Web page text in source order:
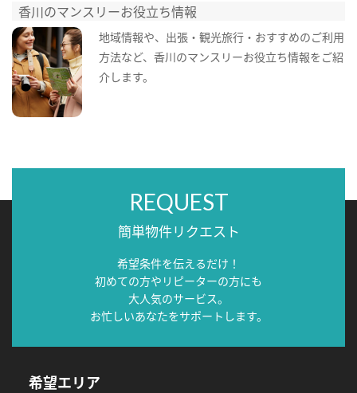
香川のマンスリーお役立ち情報
地域情報や、出張・観光旅行・おすすめのご利用
方法など、香川のマンスリーお役立ち情報をご紹
介します。
REQUEST
簡単物件リクエスト
希望条件を伝えるだけ！
初めての方やリピーターの方にも
大人気のサービス。
お忙しいあなたをサポートします。
希望エリア